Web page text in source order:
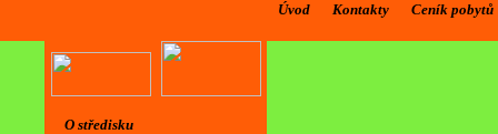
Úvod Kontakty Ceník pobytů
O středisku